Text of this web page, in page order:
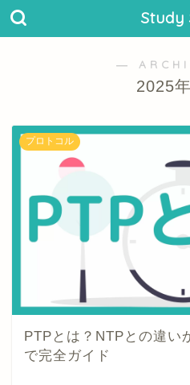
Study
―
2025
プロトコル
PTPとは？NTPとの違い
で完全ガイド